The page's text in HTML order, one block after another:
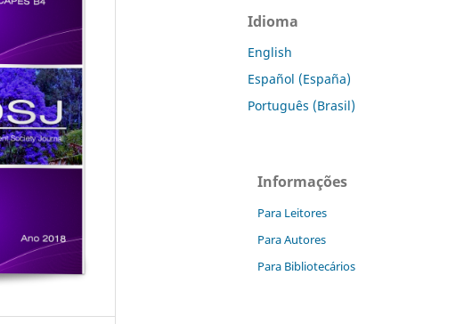
Idioma
English
Español (España)
Português (Brasil)
Informações
Para Leitores
Para Autores
Para Bibliotecários